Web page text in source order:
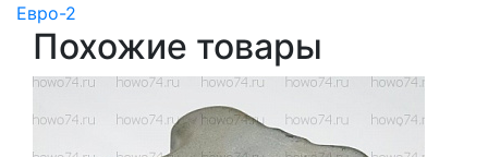
Евро-2
Похожие товары